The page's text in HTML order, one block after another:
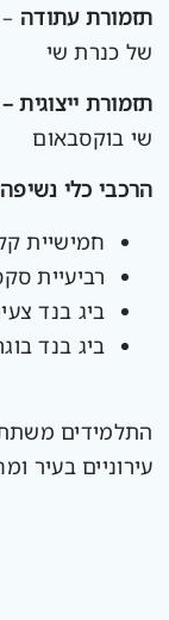
תזמורת עתודה
של כנרת שי
תזמורת ייצוגית –
שי בוקסבאום
הרכבי כלי
חמישיית
רביעיית
ביג בנד
ביג בנד
התלמידים
עירוניים בעיר